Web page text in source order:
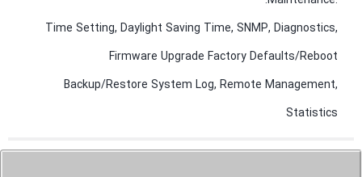
Time Setting, Daylight Saving Time, SNMP, Diagnostics,
Firmware Upgrade Factory Defaults/Reboot
Backup/Restore System Log, Remote Management,
Statistics